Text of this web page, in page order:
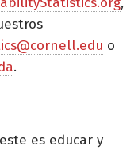
o
.
es educar y